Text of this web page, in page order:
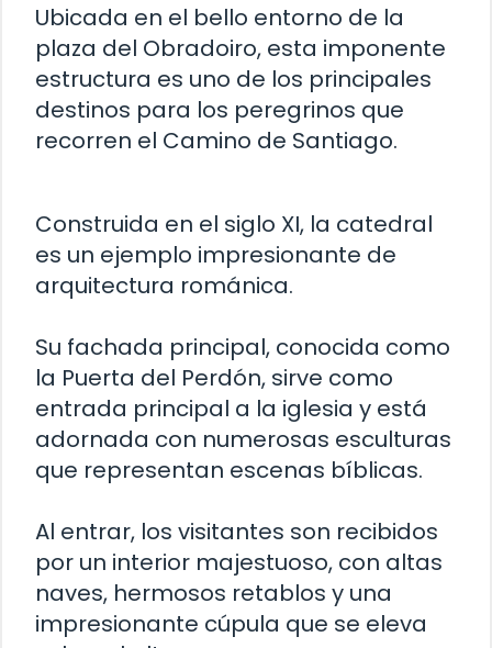
Ubicada en el bello entorno de la
plaza del Obradoiro, esta imponente
estructura es uno de los principales
destinos para los peregrinos que
recorren el Camino de Santiago.
Construida en el siglo XI, la catedral
es un ejemplo impresionante de
arquitectura románica.
Su fachada principal, conocida como
la Puerta del Perdón, sirve como
entrada principal a la iglesia y está
adornada con numerosas esculturas
que representan escenas bíblicas.
Al entrar, los visitantes son recibidos
por un interior majestuoso, con altas
naves, hermosos retablos y una
impresionante cúpula que se eleva